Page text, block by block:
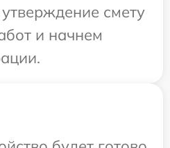
смету
и начнем